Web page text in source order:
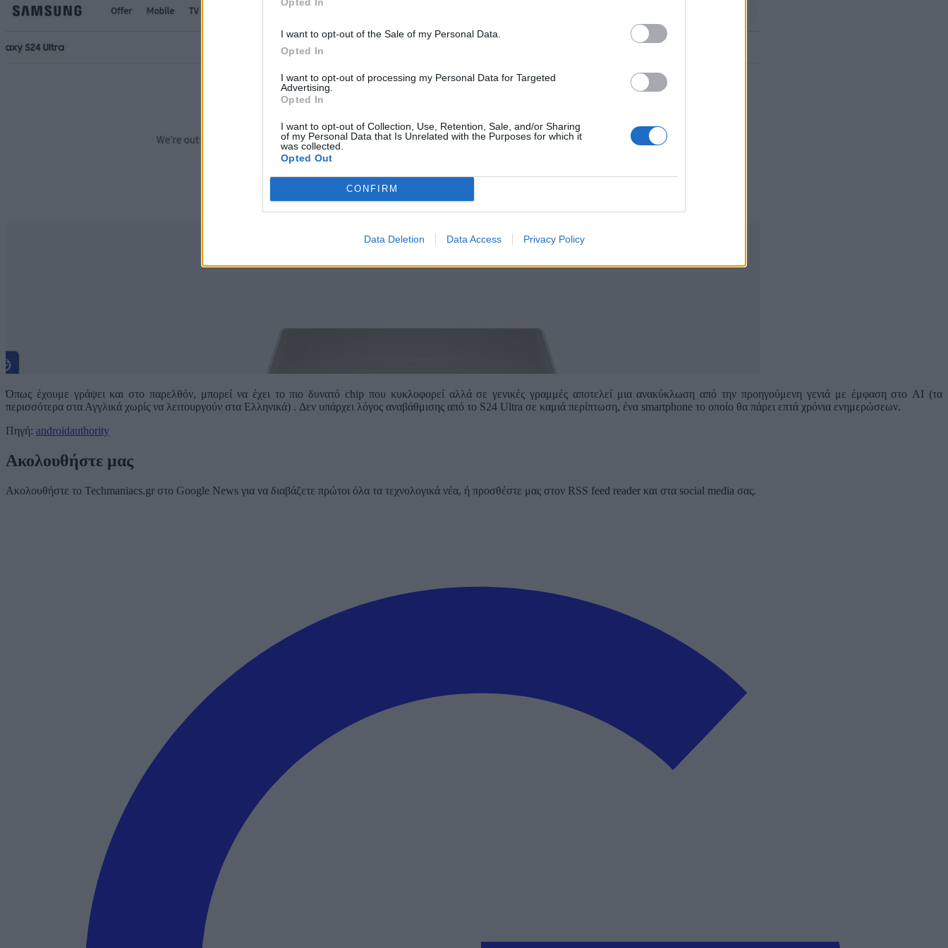
I want to opt-out of the Sale of my Personal Data.
Opted In
I want to opt-out of processing my Personal Data for Targeted
Advertising.
Opted In
I want to opt-out of Collection, Use, Retention, Sale, and/or Sharing
of my Personal Data that Is Unrelated with the Purposes for which it
was collected.
Opted Out
CONFIRM
Data Deletion Data Access Privacy Policy
Όπως έχουμε γράψει και στο παρελθόν, μπορεί να έχει το πιο δυνατό chip που κυκλοφορεί αλλά σε γενικές γραμμές αποτελεί μια ανακύκλωση από την προηγούμενη γενιά με έμφαση στο AI (τα
περισσότερα στα Αγγλικά χωρίς να λειτουργούν στα Ελληνικά) . Δεν υπάρχει λόγος αναβάθμισης από το S24 Ultra σε καμιά περίπτωση, ένα smartphone το οποίο θα πάρει επτά χρόνια ενημερώσεων.
Πηγή: androidauthority
Ακολουθήστε μας
Ακολουθήστε το Techmaniacs.gr στο Google News για να διαβάζετε πρώτοι όλα τα τεχνολογικά νέα, ή προσθέστε μας στον RSS feed reader και στα social media σας.